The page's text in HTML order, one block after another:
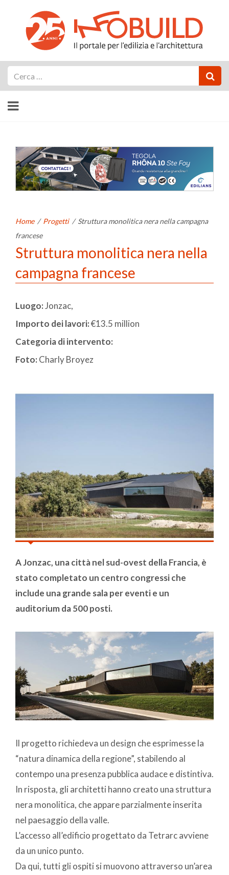
Home / Progetti / Struttura monolitica nera nella campagna
francese
Struttura monolitica nera nella
campagna francese
Luogo:Jonzac,
Importo dei lavori:€13.5 million
Categoria di intervento:
Foto: Charly Broyez
A Jonzac, una città nel sud-ovest della Francia, è
stato completato un centro congressi che
include una grande sala per eventi e un
auditorium da 500 posti.
Il progetto richiedeva un design che esprimesse la
“natura dinamica della regione”, stabilendo al
contempo una presenza pubblica audace e distintiva.
In risposta, gli architetti hanno creato una struttura
nera monolitica, che appare parzialmente inserita
nel paesaggio della valle.
L’accesso all’edificio progettato da Tetrarc avviene
da un unico punto.
Da qui, tutti gli ospiti si muovono attraverso un’area